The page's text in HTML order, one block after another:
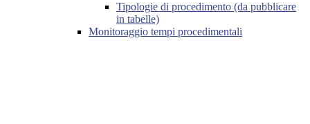
Tipologie di procedimento (da pubblicare
in tabelle)
Monitoraggio tempi procedimentali